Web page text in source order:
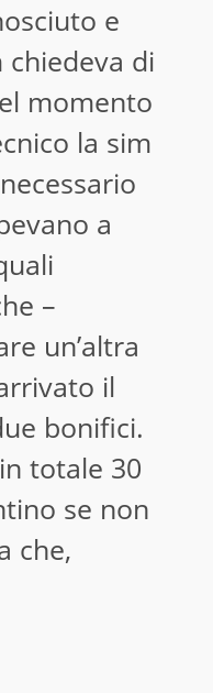
e
di
momento
la sim
a
–
un’altra
il
bonifici.
totale 30
se non
che,